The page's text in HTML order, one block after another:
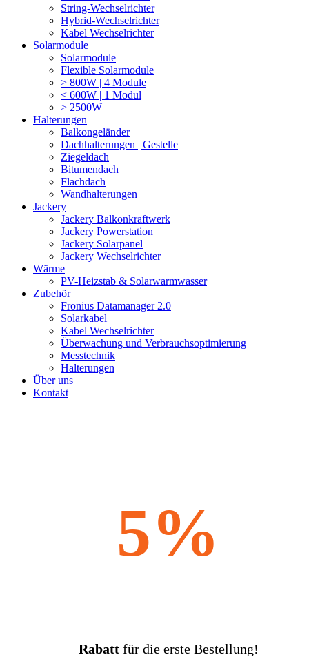
String-Wechselrichter
Hybrid-Wechselrichter
Kabel Wechselrichter
Solarmodule
Solarmodule
Flexible Solarmodule
> 800W | 4 Module
< 600W | 1 Modul
> 2500W
Halterungen
Balkongeländer
Dachhalterungen | Gestelle
Ziegeldach
Bitumendach
Flachdach
Wandhalterungen
Jackery
Jackery Balkonkraftwerk
Jackery Powerstation
Jackery Solarpanel
Jackery Wechselrichter
Wärme
PV-Heizstab & Solarwarmwasser
Zubehör
Fronius Datamanager 2.0
Solarkabel
Kabel Wechselrichter
Überwachung und Verbrauchsoptimierung
Messtechnik
Halterungen
Über uns
Kontakt
5%
Rabattfür die erste Bestellung!